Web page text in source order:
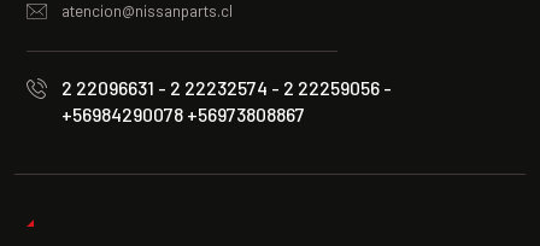
atencion@nissanparts.cl
2 22096631 - 2 22232574 - 2 22259056 -
+56984290078 +56973808867